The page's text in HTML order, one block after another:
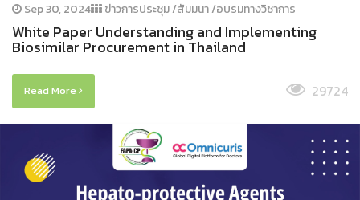
Sep 30, 2024 ข่าวการประชุม /สัมมนา /อบรมทางวิชาการ
White Paper Understanding and Implementing
Biosimilar Procurement in Thailand
Read More 29724